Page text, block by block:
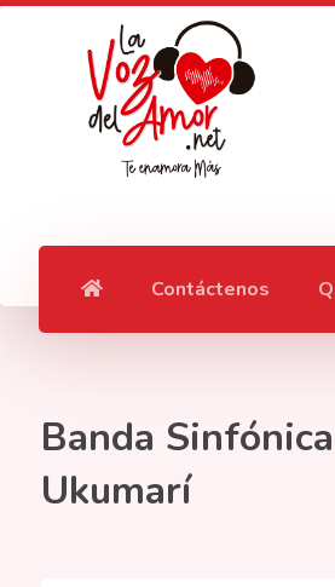
Contáctenos
Banda
Ukumarí